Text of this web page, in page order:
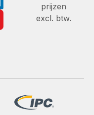
prijzen
excl. btw.